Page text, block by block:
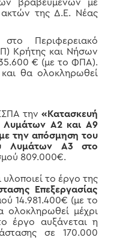
βραβευμένων με
ακτών της Δ.Ε. Νέας
Περιφερειακό
Κρήτης και Νήσων
€ (με το ΦΠΑ).
θα ολοκληρωθεί
την«Κατασκευή
Λυμάτων Α2 και Α9
την απόσμηση του
Λυμάτων Α3 στο
809.000€.
το έργο της
Επεξεργασίας
14.981.400€ (με το
ολοκληρωθεί μέχρι
έργο αυξάνεται η
σε 170.000